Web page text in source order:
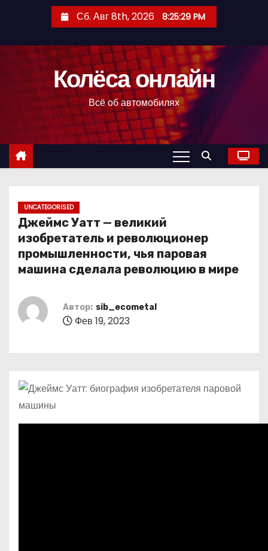
с
Сб. Авг 8th, 2026 8:25:31 PM
Колёса онлайн
Всё об автомобилях
UNCATEGORISED
Джеймс Уатт — великий
изобретатель и революционер
промышленности, чья паровая
машина сделала революцию в мире
Автор: sib_ecometal
Фев 19, 2023